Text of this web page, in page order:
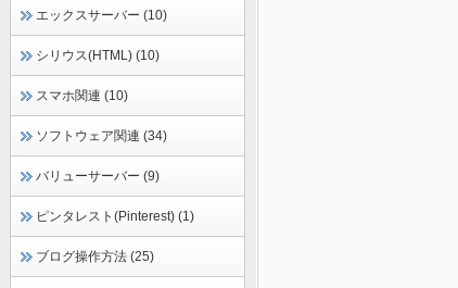
エックスサーバー (10)
シリウス(HTML) (10)
スマホ関連 (10)
ソフトウェア関連 (34)
バリューサーバー (9)
ピンタレスト(Pinterest) (1)
ブログ操作方法 (25)